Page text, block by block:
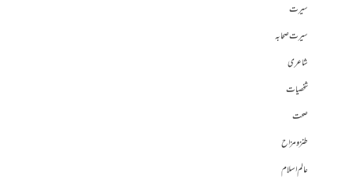
سیرت
سیرت صحابہ
شاعری
شخصیات
صحت
طنز و مزاح
عالم اسلام